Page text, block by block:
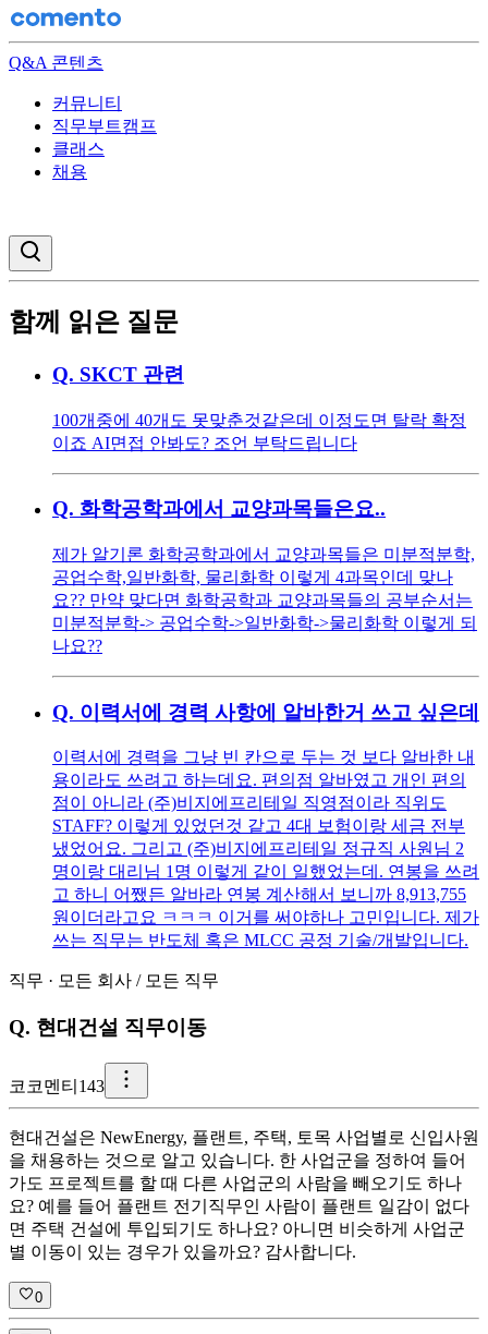
Q&A 콘텐츠
커뮤니티
직무부트캠프
클래스
채용
함께 읽은 질문
Q. SKCT 관련
100개중에 40개도 못맞춘것같은데 이정도면 탈락 확정
이죠 AI면접 안봐도? 조언 부탁드립니다
Q. 화학공학과에서 교양과목들은요..
제가 알기론 화학공학과에서 교양과목들은 미분적분학,
공업수학,일반화학, 물리화학 이렇게 4과목인데 맞나
요?? 만약 맞다면 화학공학과 교양과목들의 공부순서는
미분적분학-> 공업수학->일반화학->물리화학 이렇게 되
나요??
Q. 이력서에 경력 사항에 알바한거 쓰고 싶은데
이력서에 경력을 그냥 빈 칸으로 두는 것 보다 알바한 내
용이라도 쓰려고 하는데요. 편의점 알바였고 개인 편의
점이 아니라 (주)비지에프리테일 직영점이라 직위도
STAFF? 이렇게 있었던것 같고 4대 보험이랑 세금 전부
냈었어요. 그리고 (주)비지에프리테일 정규직 사원님 2
명이랑 대리님 1명 이렇게 같이 일했었는데. 연봉을 쓰려
고 하니 어쨌든 알바라 연봉 계산해서 보니까 8,913,755
원이더라고요 ㅋㅋㅋ 이거를 써야하나 고민입니다. 제가
쓰는 직무는 반도체 혹은 MLCC 공정 기술/개발입니다.
직무 · 모든 회사 / 모든 직무
Q. 현대건설 직무이동
코 코멘티143
현대건설은 NewEnergy, 플랜트, 주택, 토목 사업별로 신입사원
을 채용하는 것으로 알고 있습니다. 한 사업군을 정하여 들어
가도 프로젝트를 할 때 다른 사업군의 사람을 빼오기도 하나
요? 예를 들어 플랜트 전기직무인 사람이 플랜트 일감이 없다
면 주택 건설에 투입되기도 하나요? 아니면 비슷하게 사업군
별 이동이 있는 경우가 있을까요? 감사합니다.
0